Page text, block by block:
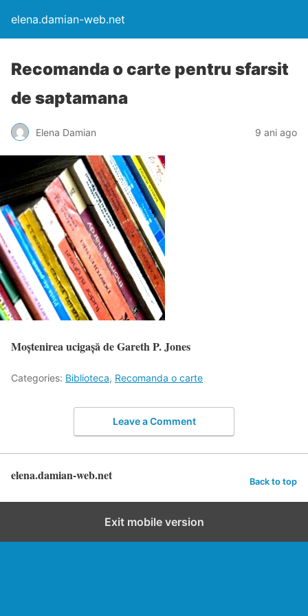
elena.damian-web.net
Recomanda o carte pentru sfarsit
de saptamana
Elena Damian 9 ani ago
Moștenirea ucigașă de Gareth P. Jones
Categories: Biblioteca, Recomanda o carte
Leave a Comment
elena.damian-web.net Back to top
Exit mobile version